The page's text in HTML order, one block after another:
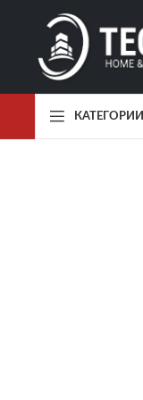
КАТЕГОРИИ